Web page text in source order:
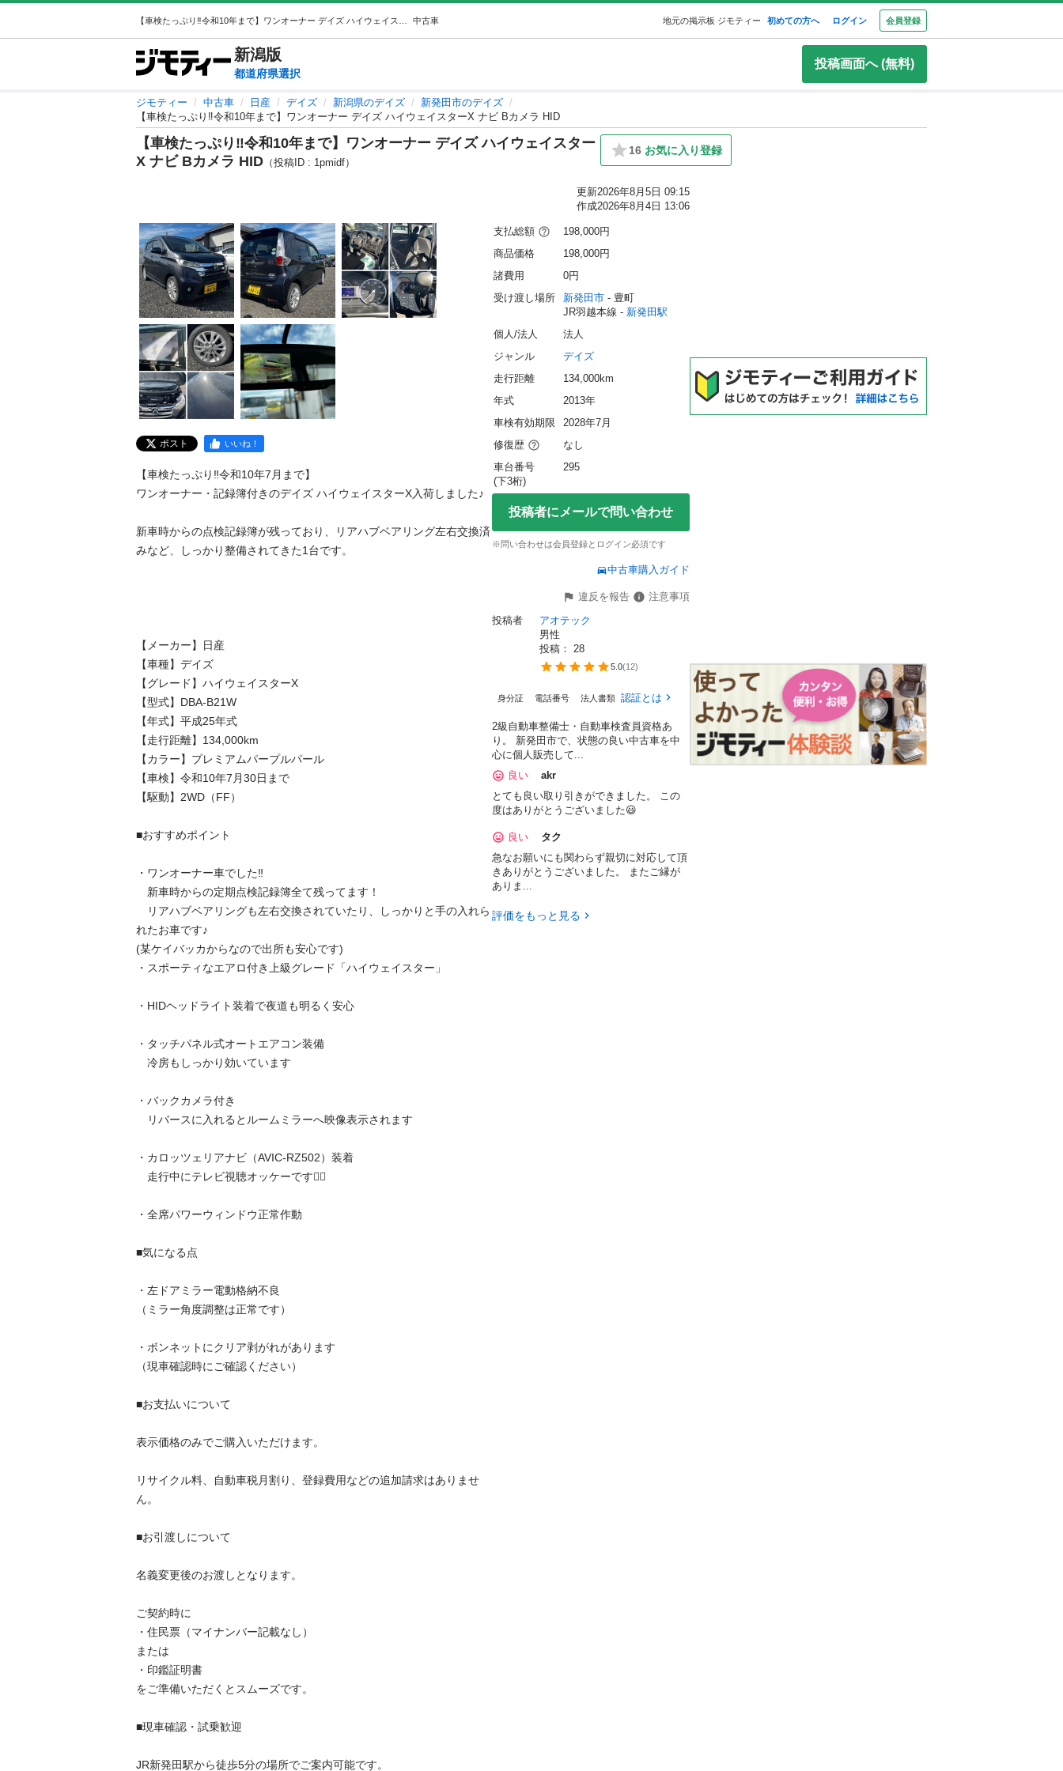
中古車 地元の掲示板 ジモティー 初めての方へ ログイン 会員登録
新潟版
都道府県選択
投稿画面へ (無料)
ジモティー 中古車 日産 デイズ 新潟県のデイズ
新発田市のデイズ
【車検たっぷり‼️令和10年まで】ワンオーナー デイズ ハイウェイスターX ナビ Bカメラ HID
【車検たっぷり‼️令和10年まで】ワンオーナー デイズ ハイウェイスター
X ナビ Bカメラ HID （投稿ID : 1pmidf）
16 お気に入り登録
更新2026年8月5日 09:15
作成2026年8月4日 13:06
ポスト いいね！
【車検たっぷり‼️令和10年7月まで】
ワンオーナー・記録簿付きのデイズ ハイウェイスターX入荷しました♪
新車時からの点検記録簿が残っており、リアハブベアリング左右交換済
みなど、しっかり整備されてきた1台です。
【メーカー】日産
【車種】デイズ
【グレード】ハイウェイスターX
【型式】DBA-B21W
【年式】平成25年式
【走行距離】134,000km
【カラー】プレミアムパープルパール
【車検】令和10年7月30日まで
【駆動】2WD（FF）
■おすすめポイント
・ワンオーナー車でした‼️
新車時からの定期点検記録簿全て残ってます！
リアハブベアリングも左右交換されていたり、しっかりと手の入れら
れたお車です♪
(某ケイバッカからなので出所も安心です)
・スポーティなエアロ付き上級グレード「ハイウェイスター」
・HIDヘッドライト装着で夜道も明るく安心
・タッチパネル式オートエアコン装備
冷房もしっかり効いています
・バックカメラ付き
リバースに入れるとルームミラーへ映像表示されます
・カロッツェリアナビ（AVIC-RZ502）装着
走行中にテレビ視聴オッケーです🙆‍♂️
・全席パワーウィンドウ正常作動
■気になる点
・左ドアミラー電動格納不良
（ミラー角度調整は正常です）
・ボンネットにクリア剥がれがあります
（現車確認時にご確認ください）
■お支払いについて
表示価格のみでご購入いただけます。
リサイクル料、自動車税月割り、登録費用などの追加請求はありませ
ん。
■お引渡しについて
名義変更後のお渡しとなります。
ご契約時に
・住民票（マイナンバー記載なし）
または
・印鑑証明書
をご準備いただくとスムーズです。
■現車確認・試乗歓迎
JR新発田駅から徒歩5分の場所でご案内可能です。
支払総額
198,000円
商品価格
198,000円
諸費用
0円
受け渡し場所
新発田市 - 豊町
JR羽越本線 - 新発田駅
個人/法人
法人
ジャンル
デイズ
走行距離
134,000km
年式
2013年
車検有効期限
2028年7月
修復歴
なし
車台番号
(下3桁)
295
投稿者にメールで問い合わせ
※問い合わせは会員登録とログイン必須です
中古車購入ガイド
違反を報告
注意事項
投稿者
アオテック
男性
投稿： 28
5.0(12)
身分証 電話番号 法人書類 認証とは
2級自動車整備士・自動車検査員資格あ
り。 新発田市で、状態の良い中古車を中
心に個人販売して...
良い
akr
とても良い取り引きができました。 この
度はありがとうございました😃
良い
タク
急なお願いにも関わらず親切に対応して頂
きありがとうございました。 またご縁が
ありま...
評価をもっと見る